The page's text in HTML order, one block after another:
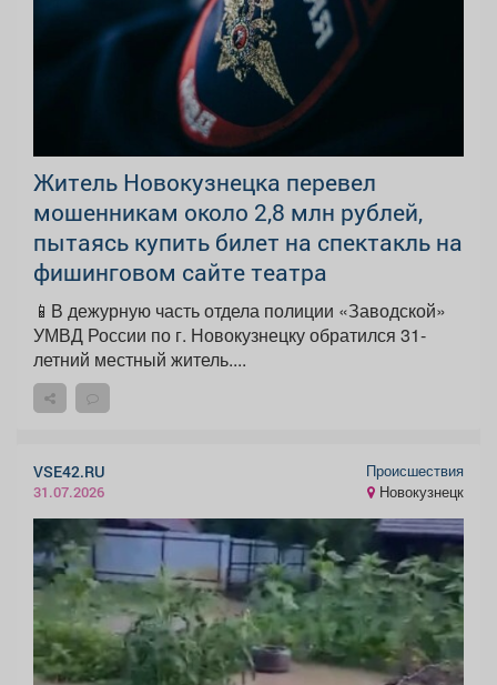
Житель Новокузнецка перевел
мошенникам около 2,8 млн рублей,
пытаясь купить билет на спектакль на
фишинговом сайте театра
📱В дежурную часть отдела полиции «Заводской»
УМВД России по г. Новокузнецку обратился 31-
летний местный житель....
VSE42.RU
31.07.2026
Происшествия
Новокузнецк